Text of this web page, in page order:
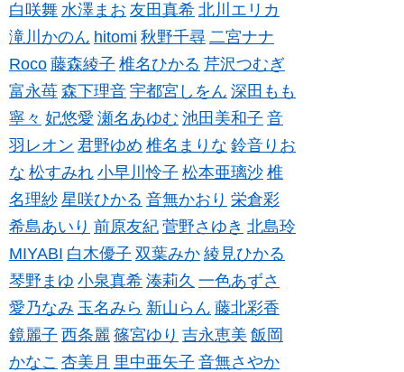
白咲舞 水澤まお 友田真希 北川エリカ
滝川かのん hitomi 秋野千尋 二宮ナナ
Roco 藤森綾子 椎名ひかる 芹沢つむぎ
富永苺 森下理音 宇都宮しをん 深田もも
寧々 妃悠愛 瀬名あゆむ 池田美和子 音
羽レオン 君野ゆめ 椎名まりな 鈴音りお
な 松すみれ 小早川怜子 松本亜璃沙 椎
名理紗 星咲ひかる 音無かおり 栄倉彩
希島あいり 前原友紀 菅野さゆき 北島玲
MIYABI 白木優子 双葉みか 綾見ひかる
琴野まゆ 小泉真希 湊莉久 一色あずさ
愛乃なみ 玉名みら 新山らん 藤北彩香
鏡麗子 西条麗 篠宮ゆり 吉永恵美 飯岡
かなこ 杏美月 里中亜矢子 音無さやか